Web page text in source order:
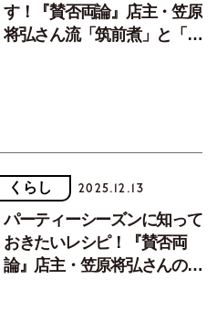
す！『賛否両論』店主・笠原
将弘さん流「筑前煮」と「酢
くらし 2025.12.13
パーティーシーズンに知って
おきたいレシピ！『賛否両
論』店主・笠原将弘さんの絶